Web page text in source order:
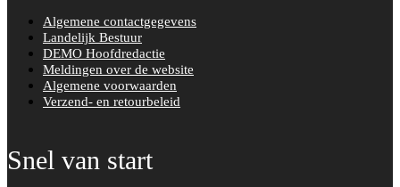
Algemene contactgegevens
Landelijk Bestuur
DEMO Hoofdredactie
Meldingen over de website
Algemene voorwaarden
Verzend- en retourbeleid
Snel van start